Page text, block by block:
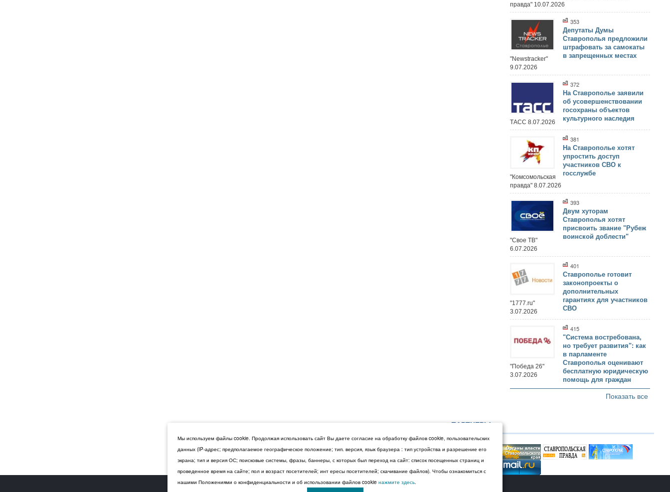
правда" 10.07.2026
353
Депутаты Думы
Ставрополья предложили
штрафовать за самокаты
в запрещенных местах
"Newstracker"
9.07.2026
372
На Ставрополье заявили
об усовершенствовании
госохраны объектов
культурного наследия
ТАСС 8.07.2026
381
На Ставрополье хотят
упростить доступ
участников СВО к
госслужбе
"Комсомольская
правда" 8.07.2026
393
Двум хуторам
Ставрополья хотят
присвоить звание "Рубеж
воинской доблести"
"Свое ТВ"
6.07.2026
401
Ставрополье готовит
законопроекты о
дополнительных
гарантиях для участников
СВО
"1777.ru"
3.07.2026
415
"Система востребована,
но требует развития": как
в парламенте
Ставрополья оценивают
бесплатную юридическую
помощь для граждан
"Победа 26"
3.07.2026
Показать все
ПАРТНЕРЫ
© 2026 Дума Ставропольского края.
Мы используем файлы cookie. Продолжая использовать сайт Вы даете согласие на обработку файлов cookie, пользовательских
данных (IP-адрес; предполагаемое географическое положение; тип. версия, язык браузера : тип устройства и разрешение его
экрана; тип и версия ОС; поисковые системы, фразы, баннеры, с которых был переход на сайт: список посещенных страниц и
проведенное время на сайте; пол и возраст посетителей; инт ересы посетителей; скачивание файлов). Чтобы ознакомиться с
нашими Положениями о конфиденциальности и об использовании файлов cookie нажмите здесь.